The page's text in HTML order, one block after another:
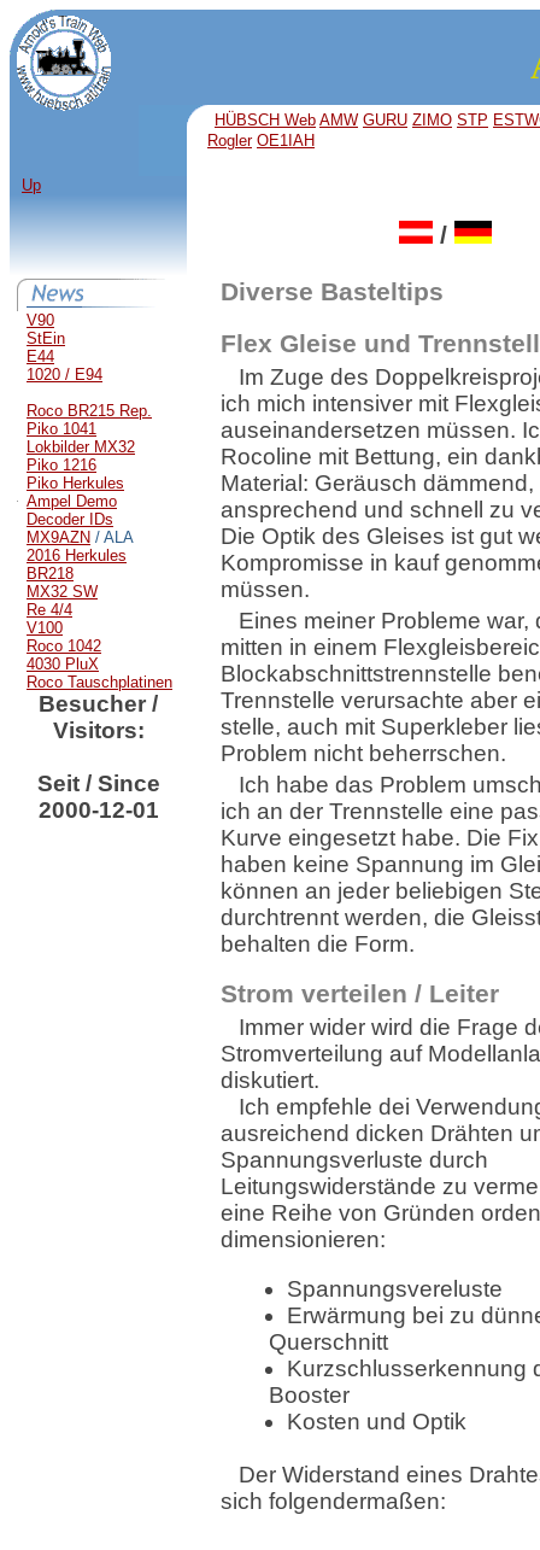
HÜBSCH Web AMW GURU ZIMO STP
Rogler OE1IAH
Up
V90
StEin
E44
1020 / E94
Roco BR215 Rep.
Piko 1041
Lokbilder MX32
Piko 1216
Piko Herkules
Ampel Demo
Decoder IDs
MX9AZN / ALA
2016 Herkules
BR218
MX32 SW
Re 4/4
V100
Roco 1042
4030 PluX
Roco Tauschplatinen
Besucher /
Visitors:
Seit / Since
2000-12-01
/
Diverse Basteltips
Flex Gleise und
Im Zuge des
ich mich intensiver mit
auseinandersetzen müssen.
Rocoline mit Bettung, ein
Material: Geräusch
ansprechend und schnell zu
Die Optik des Gleises ist gut
Kompromisse in kauf
müssen.
Eines meiner Probleme war,
mitten in einem
Blockabschnittstrennstelle
Trennstelle verursachte aber
stelle, auch mit Superkleber
Problem nicht beherrschen.
Ich habe das Problem
ich an der Trennstelle eine
Kurve eingesetzt habe. Die
haben keine Spannung im
können an jeder beliebigen
durchtrennt werden, die
behalten die Form.
Strom verteilen / Leiter
Immer wider wird die Frage
Stromverteilung auf
diskutiert.
Ich empfehle dei
ausreichend dicken Drähten
Spannungsverluste durch
Leitungswiderstände zu
eine Reihe von Gründen
dimensionieren:
Spannungsvereluste
Erwärmung bei zu
Querschnitt
Kurzschlusserkennung
Booster
Kosten und Optik
Der Widerstand eines
sich folgendermaßen: